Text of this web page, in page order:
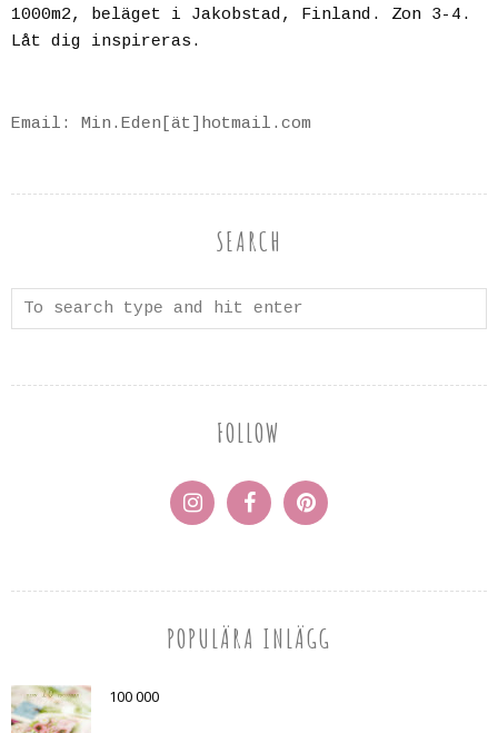
1000m2, beläget i Jakobstad, Finland. Zon 3-4.
Låt dig inspireras.
Email: Min.Eden[ät]hotmail.com
SEARCH
FOLLOW
POPULÄRA INLÄGG
100 000